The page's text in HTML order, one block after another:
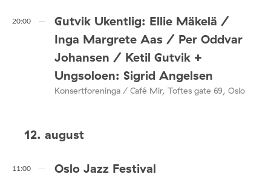
20:00
Gutvik Ukentlig: Ellie Mäkelä /
Inga Margrete Aas / Per Oddvar
Johansen / Ketil Gutvik +
Ungsoloen: Sigrid Angelsen
Konsertforeninga / Café Mir, Toftes gate 69, Oslo
12. august
11:00 Oslo Jazz Festival